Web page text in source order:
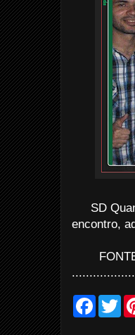
SD
encontro,
F
T
w